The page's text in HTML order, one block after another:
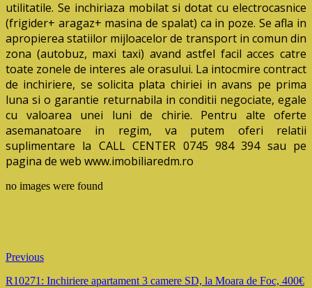
utilitatile. Se inchiriaza mobilat si dotat cu electrocasnice
(frigider+ aragaz+ masina de spalat) ca in poze. Se afla in
apropierea statiilor mijloacelor de transport in comun din
zona (autobuz, maxi taxi) avand astfel facil acces catre
toate zonele de interes ale orasului. La intocmire contract
de inchiriere, se solicita plata chiriei in avans pe prima
luna si o garantie returnabila in conditii negociate, egale
cu valoarea unei luni de chirie. Pentru alte oferte
asemanatoare in regim, va putem oferi relatii
suplimentare la CALL CENTER 0745 984 394 sau pe
pagina de web www.imobiliaredm.ro
no images were found
Previous
R10271: Inchiriere apartament 3 camere SD, la Moara de Foc, 400€